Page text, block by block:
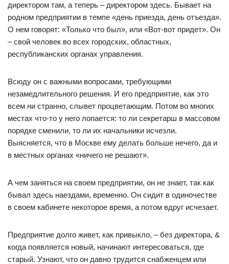
директором там, а теперь – директором здесь. Бывает на
родном предприятии в темпе «день приезда, день отъезда».
О нем говорят: «Только что был», или «Вот-вот придет». Он
– свой человек во всех городских, областных,
республиканских органах управления.
Всюду он с важными вопросами, требующими
незамедлительного решения. И его предприятие, как это
всем ни странно, слывет процветающим. Потом во многих
местах что-то у него лопается: то ли секретарш в массовом
порядке сменили, то ли их начальники исчезли.
Выясняется, что в Москве ему делать больше нечего, да и
в местных органах «ничего не решают».
А чем заняться на своем предприятии, он не знает, так как
бывал здесь наездами, временно. Он сидит в одиночестве
в своем кабинете некоторое время, а потом вдруг исчезает.
Предприятие долго живет, как привыкло, – без директора, &
когда появляется новый, начинают интересоваться, где
старый. Узнают, что он давно трудится снабженцем или